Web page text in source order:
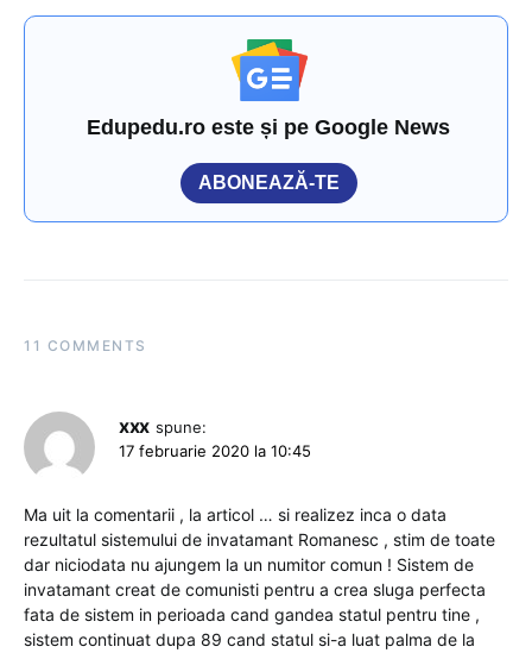
Edupedu.ro este și pe Google News
ABONEAZĂ-TE
11 COMMENTS
xxx spune:
17 februarie 2020 la 10:45
Ma uit la comentarii , la articol … si realizez inca o data
rezultatul sistemului de invatamant Romanesc , stim de toate
dar niciodata nu ajungem la un numitor comun ! Sistem de
invatamant creat de comunisti pentru a crea sluga perfecta
fata de sistem in perioada cand gandea statul pentru tine ,
sistem continuat dupa 89 cand statul si-a luat palma de la